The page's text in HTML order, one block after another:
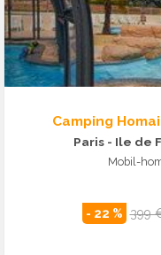
Camping
Paris - Ile de
Mobil-
- 22 % 399